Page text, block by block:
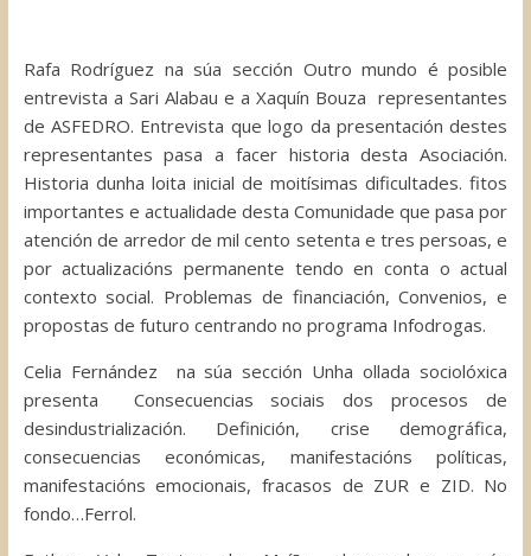
Rafa Rodríguez na súa sección Outro mundo é posible
entrevista a Sari Alabau e a Xaquín Bouza representantes
de ASFEDRO. Entrevista que logo da presentación destes
representantes pasa a facer historia desta Asociación.
Historia dunha loita inicial de moitísimas dificultades. fitos
importantes e actualidade desta Comunidade que pasa por
atención de arredor de mil cento setenta e tres persoas, e
por actualizacións permanente tendo en conta o actual
contexto social. Problemas de financiación, Convenios, e
propostas de futuro centrando no programa Infodrogas.
Celia Fernández na súa sección Unha ollada sociolóxica
presenta Consecuencias sociais dos procesos de
desindustrialización. Definición, crise demográfica,
consecuencias económicas, manifestacións políticas,
manifestacións emocionais, fracasos de ZUR e ZID. No
fondo…Ferrol.